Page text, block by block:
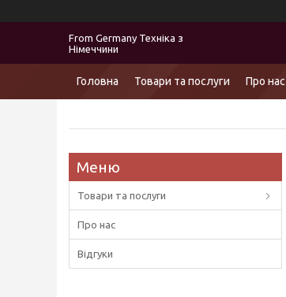
From Germany Техніка з
Німеччини
Головна Товари та послуги Про нас
Товари та послуги
Про нас
Відгуки